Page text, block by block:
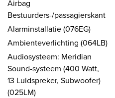
Airbag
Bestuurders-/passagierskant
Alarminstallatie (076EG)
Ambienteverlichting (064LB)
Audiosysteem: Meridian
Sound-systeem (400 Watt,
13 Luidspreker, Subwoofer)
(025LM)